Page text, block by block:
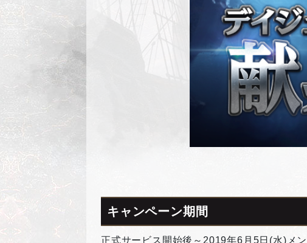
キャンペーン期間
正式サービス開始後～2019年6月5日(水)メ